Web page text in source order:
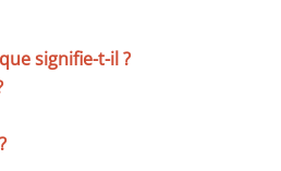
signifie-t-il ?